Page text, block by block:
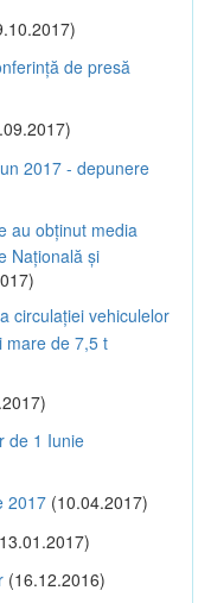
de presă
2017 - depunere
au obținut media
Națională și
circulației vehiculelor
mare de 7,5 t
de 1 Iunie
2017 (10.04.2017)
(16.12.2016)